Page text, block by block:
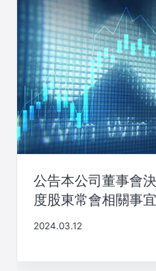
公告本公司董事會
度股東常會相關事宜
2024.03.12